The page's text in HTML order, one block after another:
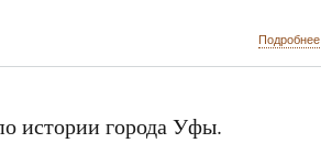
Подробнеео
истории города Уфы.